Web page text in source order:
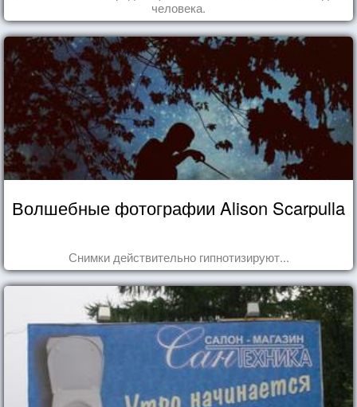
человека.
Волшебные фотографии Alison Scarpulla
Снимки действительно гипнотизируют...